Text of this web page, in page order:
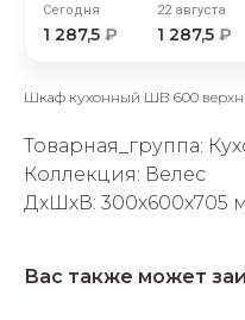
Сегодня
1 287,5 ₽
22 августа
1 287,5 ₽
Шкаф кухонный ШВ 600
Товарная_группа:
Коллекция: Велес
ДxШxВ: 300x600x705
Вас также может